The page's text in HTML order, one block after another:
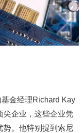
金经理Richard Kay
尖企业，这些企业凭
势。他特别提到索尼